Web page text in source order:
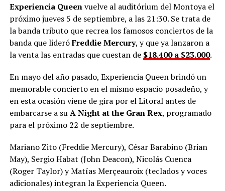
Experiencia Queenvuelve al auditórium del Montoya el
próximo jueves 5 de septiembre, a las 21:30. Se trata de
la banda tributo que recrea los famosos conciertos de la
banda que lideróFreddie Mercury, y que ya lanzaron a
la venta las entradas que cuestan de $18.400 a $23.000.
En mayo del año pasado, Experiencia Queen brindó un
memorable concierto en el mismo espacio posadeño, y
en esta ocasión viene de gira por el Litoral antes de
embarcarse a suA Night at the Gran Rex, programado
para el próximo 22 de septiembre.
Mariano Zito (Freddie Mercury), César Barabino (Brian
May), Sergio Habat (John Deacon), Nicolás Cuenca
(Roger Taylor) y Matías Merçeauroix (teclados y voces
adicionales) integran la Experiencia Queen.